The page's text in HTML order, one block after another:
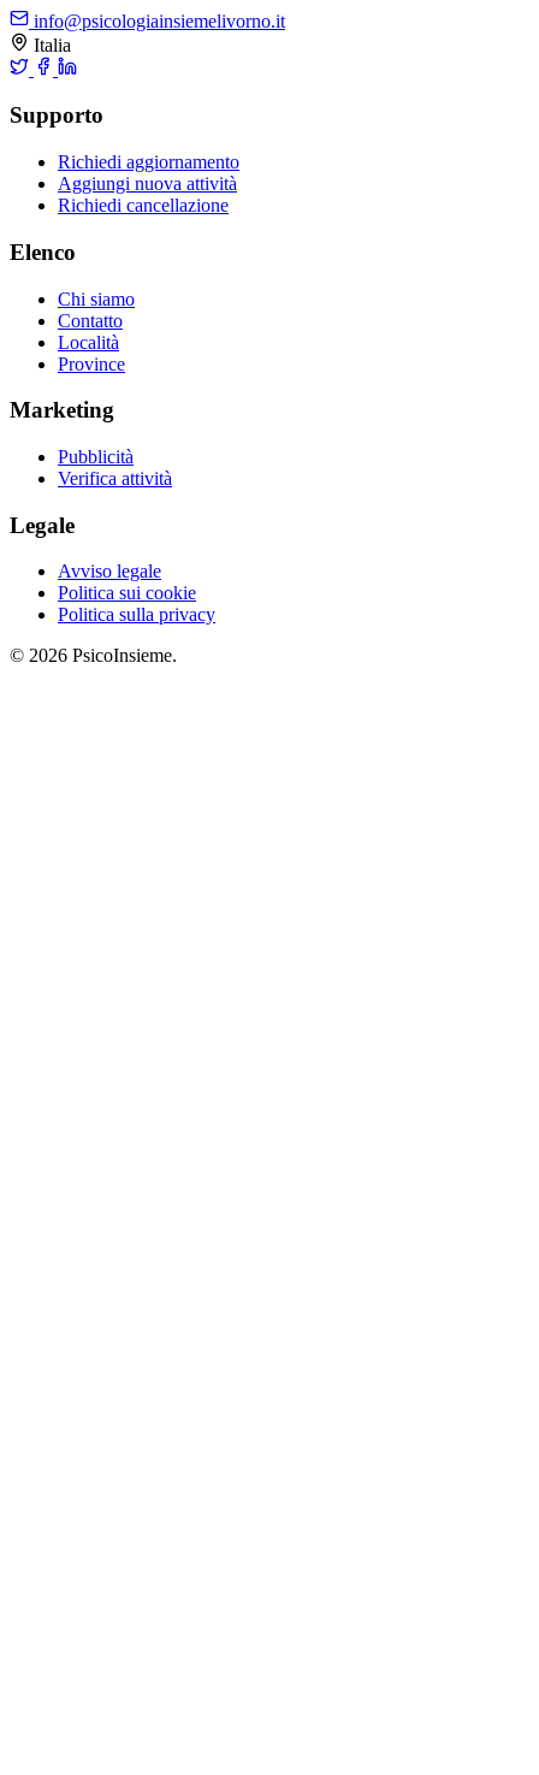
info@psicologiainsiemelivorno.it
Italia
Supporto
Richiedi aggiornamento
Aggiungi nuova attività
Richiedi cancellazione
Elenco
Chi siamo
Contatto
Località
Province
Marketing
Pubblicità
Verifica attività
Legale
Avviso legale
Politica sui cookie
Politica sulla privacy
© 2026 PsicoInsieme.